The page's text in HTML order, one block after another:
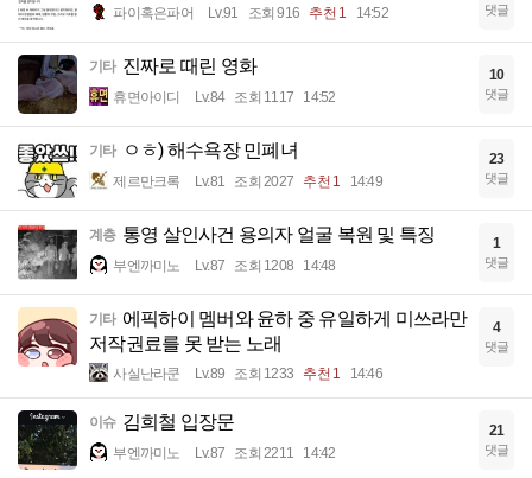
파이혹은파어 Lv.91 조회 916 추천 1 14:52 댓글
기타 진짜로 때린 영화
휴면아이디 Lv.84 조회 1117 14:52
10
댓글
기타 ㅇㅎ) 해수욕장 민폐녀
제르만크록 Lv.81 조회 2027 추천 1 14:49
23
댓글
계층 통영 살인사건 용의자 얼굴 복원 및 특징
부엔까미노 Lv.87 조회 1208 14:48
1
댓글
기타 에픽하이 멤버와 윤하 중 유일하게 미쓰라만
저작권료를 못 받는 노래
사실난라쿤 Lv.89 조회 1233 추천 1 14:46
4
댓글
이슈 김희철 입장문
부엔까미노 Lv.87 조회 2211 14:42
21
댓글